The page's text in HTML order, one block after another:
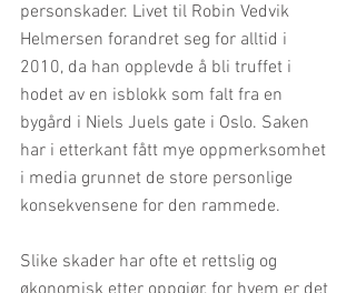
personskader. Livet til Robin Vedvik
Helmersen forandret seg for alltid i
2010, da han opplevde å bli truffet i
hodet av en isblokk som falt fra en
bygård i Niels Juels gate i Oslo. Saken
har i etterkant fått mye oppmerksomhet
i media grunnet de store personlige
konsekvensene for den rammede.
Slike skader har ofte et rettslig og